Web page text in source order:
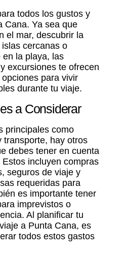
todos los gustos y
Cana. Ya sea que
el mar, descubrir la
cercanas o
la playa, las
excursiones te ofrecen
para vivir
durante tu viaje.
a Considerar
principales como
transporte, hay otros
debes tener en cuenta
incluyen compras
seguros de viaje y
requeridas para
es importante tener
imprevistos o
Al planificar tu
a Punta Cana, es
todos estos gastos